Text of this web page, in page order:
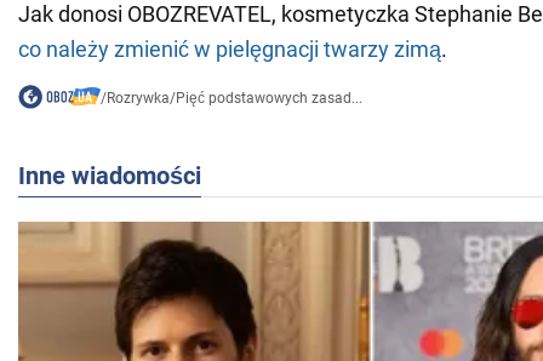
Jak donosi OBOZREVATEL, kosmetyczka Stephanie
co należy zmienić w pielęgnacji twarzy zimą.
/Rozrywka/Pięć podstawowych zasad...
Inne wiadomości